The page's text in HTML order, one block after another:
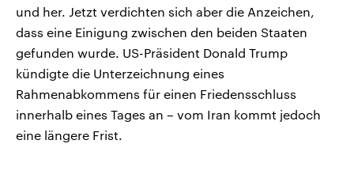
und her. Jetzt verdichten sich aber die Anzeichen,
dass eine Einigung zwischen den beiden Staaten
gefunden wurde. US-Präsident Donald Trump
kündigte die Unterzeichnung eines
Rahmenabkommens für einen Friedensschluss
innerhalb eines Tages an – vom Iran kommt jedoch
eine längere Frist.